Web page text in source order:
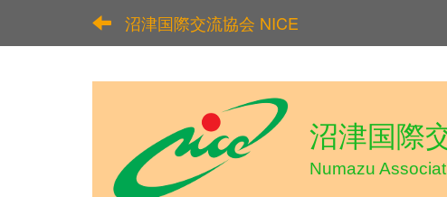
沼津国際交流協会 NICE
沼津国際
Numazu